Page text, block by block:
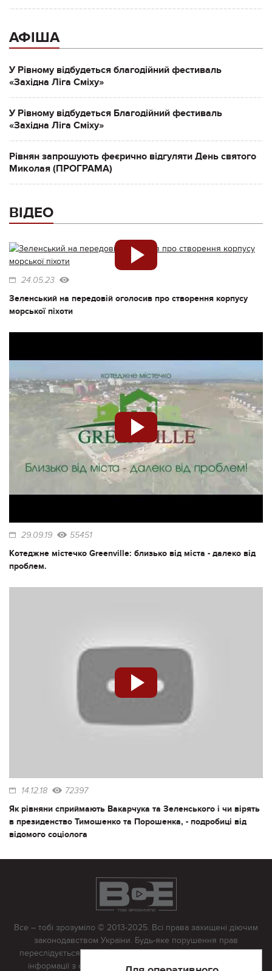
АФІША
У Рівному відбудеться благодійний фестиваль
«Західна Ліга Сміху»
У Рівному відбудеться Благодійний фестиваль
«Західна Ліга Сміху»
Рівнян запрошують феєрично відгуляти День святого
Миколая (ПРОГРАМА)
ВІДЕО
24.05.23
Зеленський на передовій оголосив про створення корпусу
морської піхоти
29.09.19 55451
Котеджне містечко Greenville: близько від міста - далеко від
проблем.
14.12.18 72397
Як рівняни сприймають Вакарчука та Зеленського і чи вірять
в президенство Тимошенко та Порошенка, - подробиці від
відомого соціолога
Все – тобі зрозуміло © 2013-2025. Всі права захищені діючим
законодавством України. Будь-яке порушення прав
переслідується в судовому порядку. Будь-яке відтворення
інформації з сайту тільки з письмово дозволу редакції.